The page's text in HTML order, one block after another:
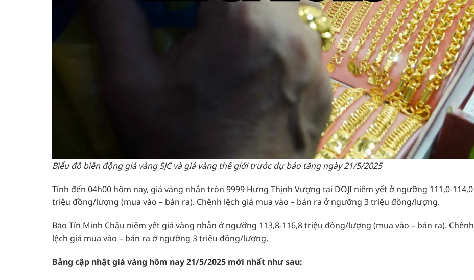
Biểu đồ biến động giá vàng SJC và giá vàng thế giới trước dự báo tăng ngày 21/5/2025
Tính đến 04h00 hôm nay, giá vàng nhẫn tròn 9999 Hưng Thịnh Vượng tại DOJI niêm yết ở ngưỡng 111,0-114,0
triệu đồng/lượng (mua vào – bán ra). Chênh lệch giá mua vào – bán ra ở ngưỡng 3 triệu đồng/lượng.
Bảo Tín Minh Châu niêm yết giá vàng nhẫn ở ngưỡng 113,8-116,8 triệu đồng/lượng (mua vào – bán ra). Chênh
lệch giá mua vào – bán ra ở ngưỡng 3 triệu đồng/lượng.
Bảng cập nhật giá vàng hôm nay 21/5/2025 mới nhất như sau: